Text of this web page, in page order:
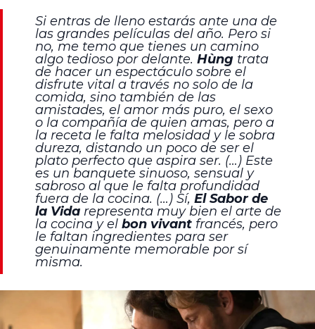
Si entras de lleno estarás ante una de
las grandes películas del año. Pero si
no, me temo que tienes un camino
algo tedioso por delante. Hùng trata
de hacer un espectáculo sobre el
disfrute vital a través no solo de la
comida, sino también de las
amistades, el amor más puro, el sexo
o la compañía de quien amas, pero a
la receta le falta melosidad y le sobra
dureza, distando un poco de ser el
plato perfecto que aspira ser. (…) Este
es un banquete sinuoso, sensual y
sabroso al que le falta profundidad
fuera de la cocina. (…) Sí, El Sabor de
la Vida representa muy bien el arte de
la cocina y el bon vivant francés, pero
le faltan ingredientes para ser
genuinamente memorable por sí
misma.